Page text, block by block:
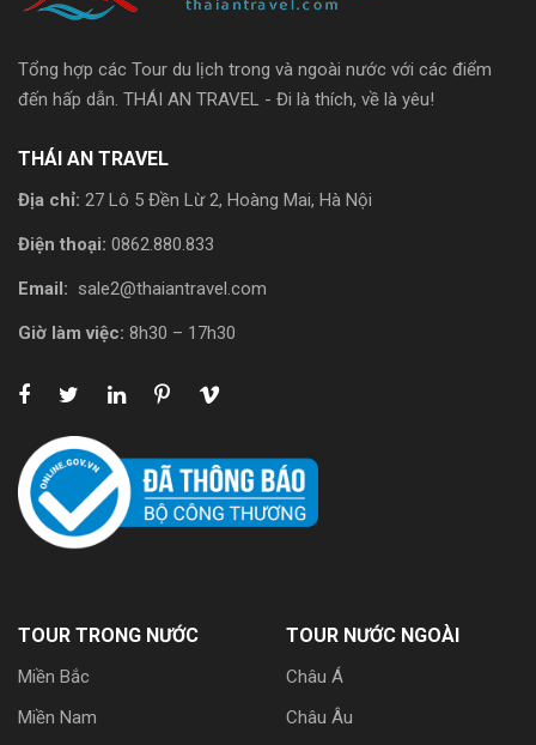
Tổng hợp các Tour du lịch trong và ngoài nước với các điểm
đến hấp dẫn. THÁI AN TRAVEL - Đi là thích, về là yêu!
THÁI AN TRAVEL
Địa chỉ: 27 Lô 5 Đền Lừ 2, Hoàng Mai, Hà Nội
Điện thoại: 0862.880.833
Email: sale2@thaiantravel.com
Giờ làm việc: 8h30 – 17h30
TOUR TRONG NƯỚC
Miền Bắc
Miền Nam
TOUR NƯỚC NGOÀI
Châu Á
Châu Âu